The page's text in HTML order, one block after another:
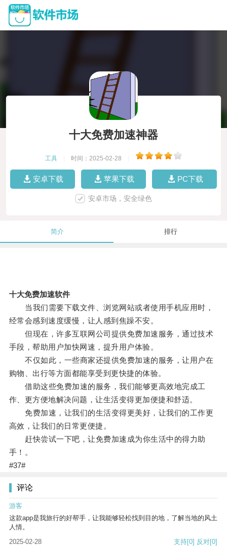
十大免费加速神器
工具 时间：2025-02-28
安卓下载 苹果下载 PC下载
安卓市场，安全绿色
简介 排行
十大免费加速软件
当我们需要下载文件、浏览网站或者使用手机应用时，
经常会感到速度缓慢，让人感到焦躁不安。
但现在，许多互联网公司提供免费加速服务，通过技术
手段，帮助用户加快网速，提升用户体验。
不仅如此，一些商家还提供免费加速的服务，让用户在
购物、出行等方面都能享受到更快捷的体验。
借助这些免费加速的服务，我们能够更高效地完成工
作、更方便地解决问题，让生活变得更加便捷和舒适。
免费加速，让我们的生活变得更美好，让我们的工作更
高效，让我们的日常更便捷。
赶快尝试一下吧，让免费加速成为你生活中的得力助
手！。
#37#
评论
游客
这款app是我旅行的好帮手，让我能够轻松找到目的地，了解当地的风土
人情。
2025-02-28
支持[0] 反对[0]